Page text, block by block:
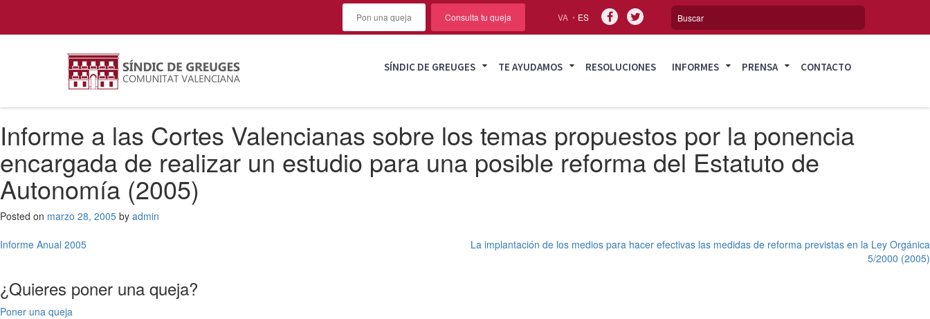
VA ES
Pon una queja Consulta tu queja
SÍNDIC DE GREUGES TE AYUDAMOS RESOLUCIONES INFORMES PRENSA CONTACTO
Informe a las Cortes Valencianas sobre los temas propuestos por la ponencia
encargada de realizar un estudio para una posible reforma del Estatuto de
Autonomía (2005)
Posted on marzo 28, 2005 by admin
Navegación
entradas
Informe Anual 2005
La implantación de los medios para hacer efectivas las medidas de reforma previstas en la Ley Orgánica
5/2000 (2005)
¿Quieres poner una queja?
Poner una queja